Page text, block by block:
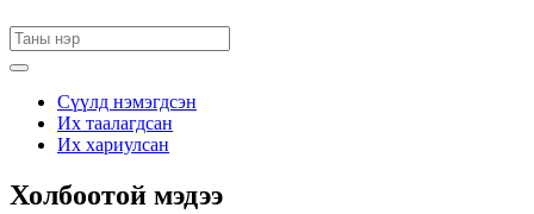
Сүүлд нэмэгдсэн
Их таалагдсан
Их хариулсан
Холбоотой мэдээ